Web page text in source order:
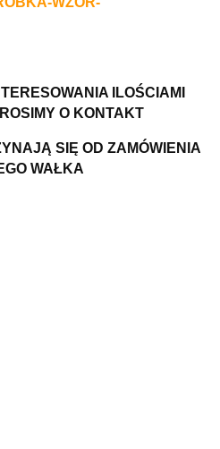
ILOŚCIAMI
O KONTAKT
SIĘ OD ZAMÓWIENIA
WAŁKA